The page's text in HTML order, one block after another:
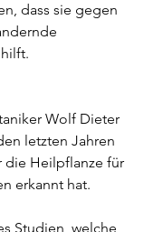
dass sie gegen
Wolf Dieter
letzten Jahren
die Heilpflanze für
erkannt hat.
Studien, welche